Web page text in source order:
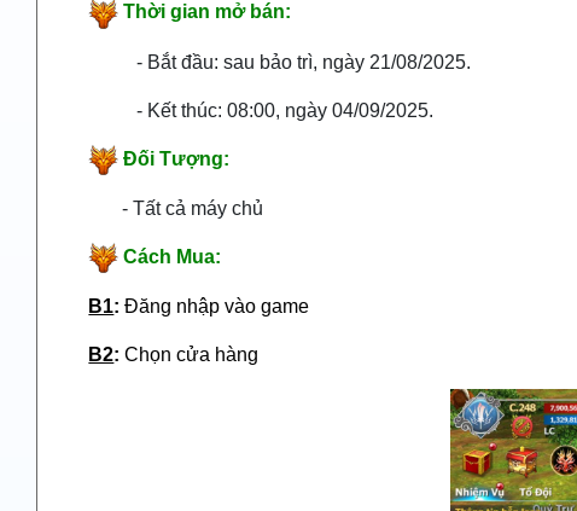
Thời gian mở bán:
- Bắt đầu: sau bảo trì, ngày 21/08/2025.
- Kết thúc: 08:00, ngày 04/09/2025.
Đối Tượng:
- Tất cả máy chủ
Cách Mua:
B1:Đăng nhập vào game
B2:Chọn cửa hàng